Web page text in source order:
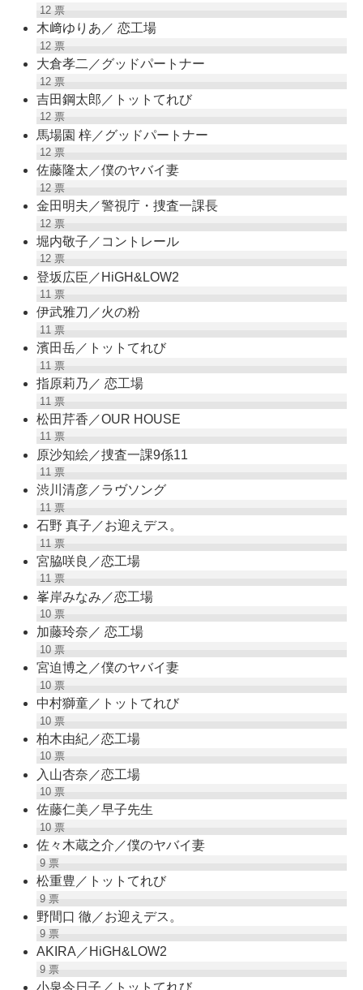
12票
木﨑ゆりあ／ 恋工場
12票
大倉孝二／グッドパートナー
12票
吉田鋼太郎／トットてれび
12票
馬場園 梓／グッドパートナー
12票
佐藤隆太／僕のヤバイ妻
12票
金田明夫／警視庁・捜査一課長
12票
堀内敬子／コントレール
12票
登坂広臣／HiGH&LOW2
11票
伊武雅刀／火の粉
11票
濱田岳／トットてれび
11票
指原莉乃／ 恋工場
11票
松田芹香／OUR HOUSE
11票
原沙知絵／捜査一課9係11
11票
渋川清彦／ラヴソング
11票
石野 真子／お迎えデス。
11票
宮脇咲良／恋工場
11票
峯岸みなみ／恋工場
10票
加藤玲奈／ 恋工場
10票
宮迫博之／僕のヤバイ妻
10票
中村獅童／トットてれび
10票
柏木由紀／恋工場
10票
入山杏奈／恋工場
10票
佐藤仁美／早子先生
10票
佐々木蔵之介／僕のヤバイ妻
9票
松重豊／トットてれび
9票
野間口 徹／お迎えデス。
9票
AKIRA／HiGH&LOW2
9票